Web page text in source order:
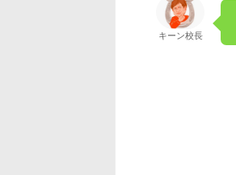
キーン校長